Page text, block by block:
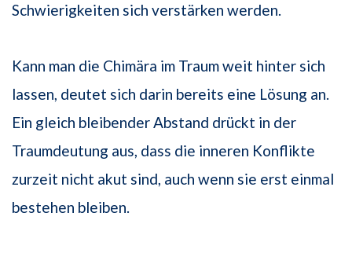
Schwierigkeiten sich verstärken werden.
Kann man die Chimära im Traum weit hinter sich
lassen, deutet sich darin bereits eine Lösung an.
Ein gleich bleibender Abstand drückt in der
Traumdeutung aus, dass die inneren Konflikte
zurzeit nicht akut sind, auch wenn sie erst einmal
bestehen bleiben.